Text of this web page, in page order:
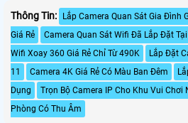
Thông Tin: Lắp Camera Quan Sát Gia Đình
Giá Rẻ
Camera Quan Sát Wifi Đã Lắp Đặt
Wifi Xoay 360 Giá Rẻ Chỉ Từ 490K
Lắp Đặt
11
Camera 4K Giá Rẻ Có Màu Ban Đêm
Dụng
Trọn Bộ Camera IP Cho Khu Vui Chơi
Phòng Có Thu Âm